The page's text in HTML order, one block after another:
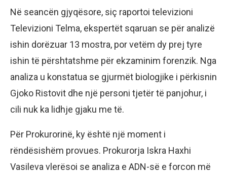
Në seancën gjyqësore, siç raportoi televizioni
Televizioni Telma, ekspertët sqaruan se për analizë
ishin dorëzuar 13 mostra, por vetëm dy prej tyre
ishin të përshtatshme për ekzaminim forenzik. Nga
analiza u konstatua se gjurmët biologjike i përkisnin
Gjoko Ristovit dhe një personi tjetër të panjohur, i
cili nuk ka lidhje gjaku me të.
Për Prokurorinë, ky është një moment i
rëndësishëm provues. Prokurorja Iskra Haxhi
Vasileva vlerësoi se analiza e ADN-së e forcon më